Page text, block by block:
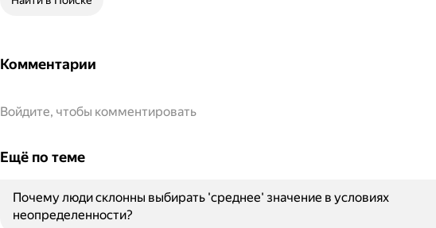
Комментарии
Войдите, чтобы комментировать
Ещё по теме
Почему люди склонны выбирать 'среднее' значение в условиях
неопределенности?